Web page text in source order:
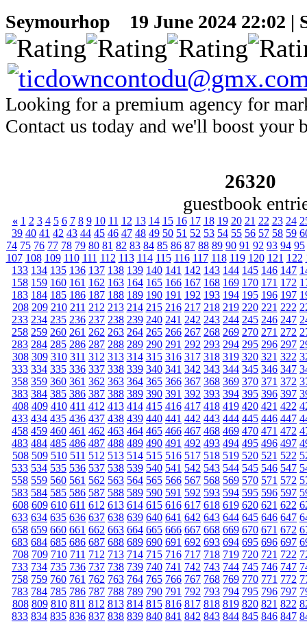
Seymourhop
19 June 2024 22:02 |
Looking for a premium agency for
Contact us today and we'll boost your
26320
guestbook
« 1 2 3 4 5 6 7 8 9 10 11 12 13 14 15 16 17 18 19 20 21 22 23 24
39 40 41 42 43 44 45 46 47 48 49 50 51 52 53 54 55 56 57 58 59
74 75 76 77 78 79 80 81 82 83 84 85 86 87 88 89 90 91 92 93 94 95
107 108 109 110 111 112 113 114 115 116 117 118 119 120 121 122
133 134 135 136 137 138 139 140 141 142 143 144 145 146 147
158 159 160 161 162 163 164 165 166 167 168 169 170 171 172
183 184 185 186 187 188 189 190 191 192 193 194 195 196 197
208 209 210 211 212 213 214 215 216 217 218 219 220 221 222
233 234 235 236 237 238 239 240 241 242 243 244 245 246 247
258 259 260 261 262 263 264 265 266 267 268 269 270 271 272
283 284 285 286 287 288 289 290 291 292 293 294 295 296 297
308 309 310 311 312 313 314 315 316 317 318 319 320 321 322
333 334 335 336 337 338 339 340 341 342 343 344 345 346 347
358 359 360 361 362 363 364 365 366 367 368 369 370 371 372
383 384 385 386 387 388 389 390 391 392 393 394 395 396 397
408 409 410 411 412 413 414 415 416 417 418 419 420 421 422
433 434 435 436 437 438 439 440 441 442 443 444 445 446 447
458 459 460 461 462 463 464 465 466 467 468 469 470 471 472
483 484 485 486 487 488 489 490 491 492 493 494 495 496 497
508 509 510 511 512 513 514 515 516 517 518 519 520 521 522
533 534 535 536 537 538 539 540 541 542 543 544 545 546 547
558 559 560 561 562 563 564 565 566 567 568 569 570 571 572
583 584 585 586 587 588 589 590 591 592 593 594 595 596 597
608 609 610 611 612 613 614 615 616 617 618 619 620 621 622
633 634 635 636 637 638 639 640 641 642 643 644 645 646 647
658 659 660 661 662 663 664 665 666 667 668 669 670 671 672
683 684 685 686 687 688 689 690 691 692 693 694 695 696 697
708 709 710 711 712 713 714 715 716 717 718 719 720 721 722
733 734 735 736 737 738 739 740 741 742 743 744 745 746 747
758 759 760 761 762 763 764 765 766 767 768 769 770 771 772
783 784 785 786 787 788 789 790 791 792 793 794 795 796 797
808 809 810 811 812 813 814 815 816 817 818 819 820 821 822
833 834 835 836 837 838 839 840 841 842 843 844 845 846 847